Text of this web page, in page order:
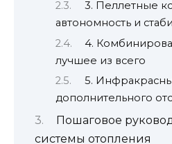
3. Пеллетные
автономность и
4.
лучшее из всего
5.
дополнительного
Пошаговое
системы отопления